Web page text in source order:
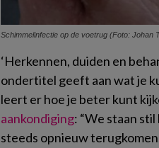
Schimmelinfectie op de voetrug (Foto: Johan
‘Herkennen, duiden en
ondertitel geeft aan wat je
leert er hoe je beter kunt
aankondiging: “We staan
steeds opnieuw